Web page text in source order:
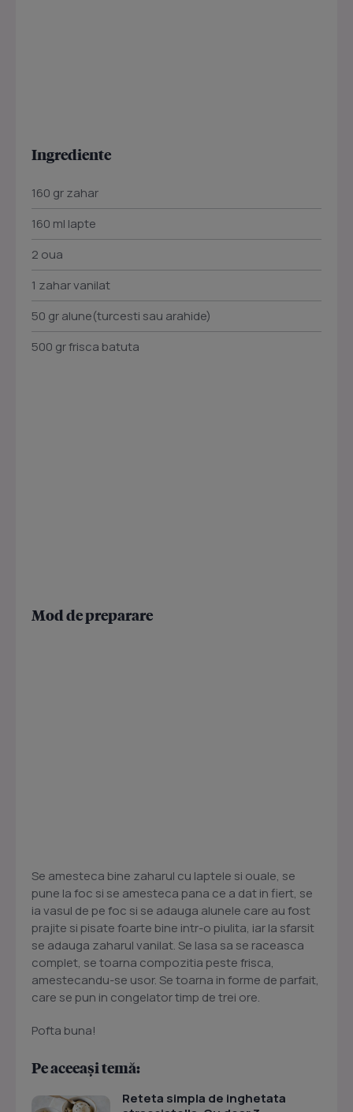
Ingrediente
160 gr zahar
160 ml lapte
2 oua
1 zahar vanilat
50 gr alune(turcesti sau arahide)
500 gr frisca batuta
Mod de preparare
Se amesteca bine zaharul cu laptele si ouale, se
pune la foc si se amesteca pana ce a dat in fiert, se
ia vasul de pe foc si se adauga alunele care au fost
prajite si pisate foarte bine intr-o piulita, iar la sfarsit
se adauga zaharul vanilat. Se lasa sa se raceasca
complet, se toarna compozitia peste frisca,
amestecandu-se usor. Se toarna in forme de parfait,
care se pun in congelator timp de trei ore.
Pofta buna!
Pe aceeași temă:
Reteta simpla de inghetata